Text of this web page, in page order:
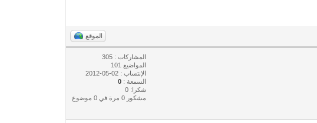
الموقع
المشاركات : 305
المواضيع 101
الإنتساب : 02-05-2012
السمعة :0
شكرا: 0
مشكور 0 مرة في 0 موضوع